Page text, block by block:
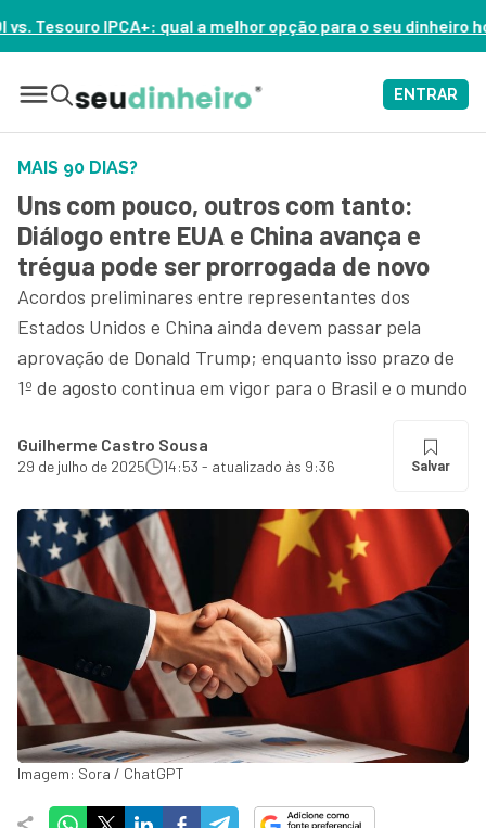
opção para o seu dinheiro hoje? – ASSISTA AGORA
ENTRAR
MAIS 90 DIAS?
Uns com pouco, outros com tanto:
Diálogo entre EUA e China avança e
trégua pode ser prorrogada de novo
Acordos preliminares entre representantes dos
Estados Unidos e China ainda devem passar pela
aprovação de Donald Trump; enquanto isso prazo de
1º de agosto continua em vigor para o Brasil e o mundo
Guilherme Castro Sousa
29 de julho de 2025 14:53 - atualizado às 9:36 Salvar
Imagem: Sora / ChatGPT